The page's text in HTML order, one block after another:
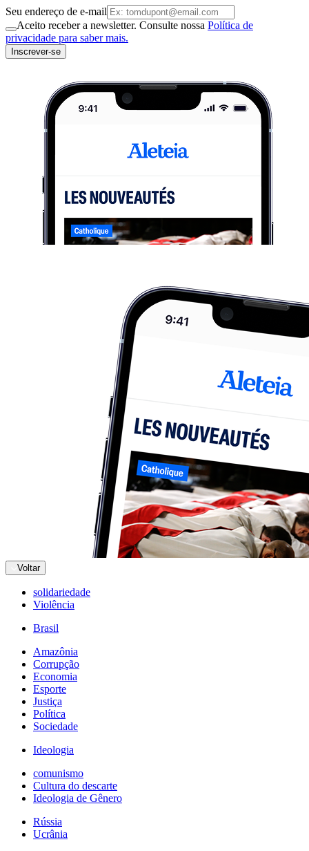
Seu endereço de e-mail
Aceito receber a newsletter. Consulte nossa Política de
privacidade para saber mais.
Inscrever-se
Voltar
solidariedade
Violência
Brasil
Amazônia
Corrupção
Economia
Esporte
Justiça
Política
Sociedade
Ideologia
comunismo
Cultura do descarte
Ideologia de Gênero
Rússia
Ucrânia